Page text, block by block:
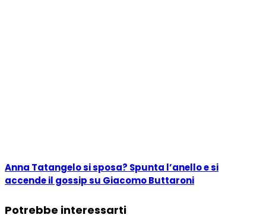
Anna Tatangelo si sposa? Spunta l’anello e si
accende il gossip su Giacomo Buttaroni
Potrebbe interessarti